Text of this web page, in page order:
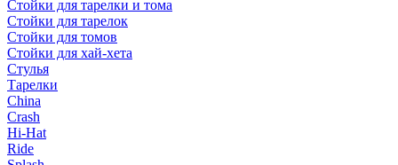
Стойки для тарелки и тома
Стойки для тарелок
Стойки для томов
Стойки для хай-хета
Стулья
Тарелки
China
Crash
Hi-Hat
Ride